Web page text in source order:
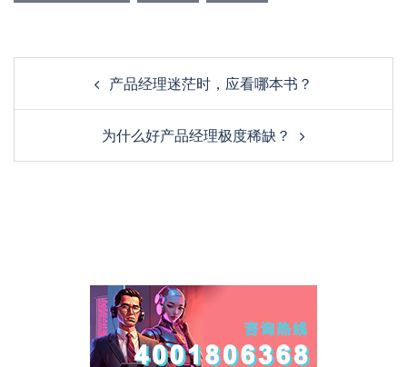
产品经理迷茫时，应看哪本书？
为什么好产品经理极度稀缺？